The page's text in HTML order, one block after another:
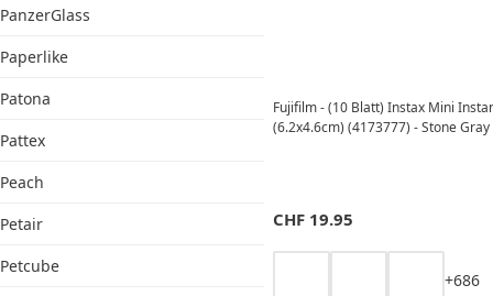
PanzerGlass
Paperlike
Patona
Pattex
Peach
Petair
Petcube
Fujifilm - (10 Blatt) Instax Mini
(6.2x4.6cm) (4173777) - Stone Gray
CHF 19.95
+686